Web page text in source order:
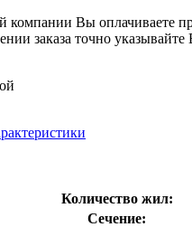
компании Вы оплачиваете
заказа точно указывайте
Количество жил:
Сечение: